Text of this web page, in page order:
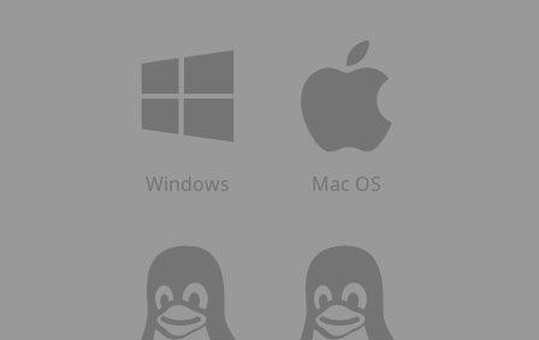
Windows Mac OS